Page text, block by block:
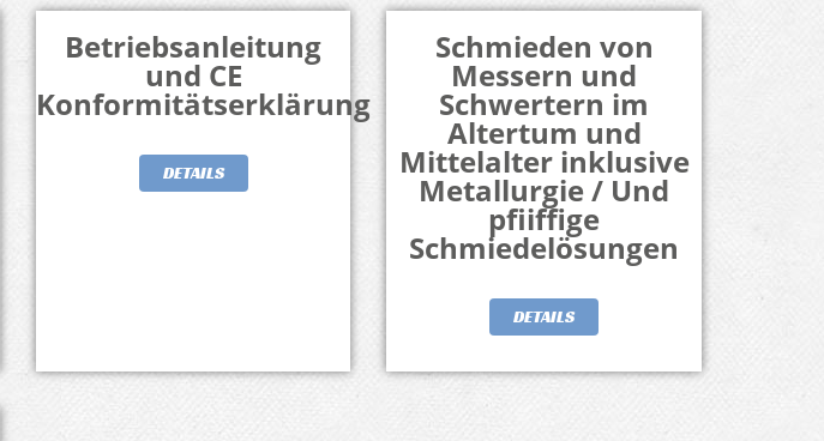
Betriebsanleitung
und CE
Konformitätserklärung
DETAILS
Schmieden von
Messern und
Schwertern im
Altertum und
Mittelalter inklusive
Metallurgie / Und
pfiiffige
Schmiedelösungen
DETAILS